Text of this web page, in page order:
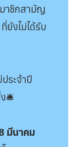
าชิกสามัญ
งไม่ได้รับ
ระจำปี
ง🛎
มีนาคม